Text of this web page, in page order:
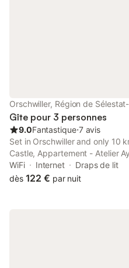
Orschwiller, Région de
Gîte pour 3 personnes
9.0Fantastique⋅7 avis
Set in Orschwiller and only 10
Castle, Appartement - Atelier
offers accommodation with
private parking.
WiFi Internet
Draps de lit
dès 122 € par nuit